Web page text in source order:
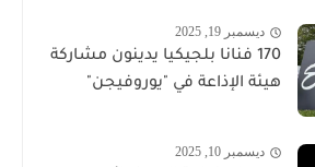
ديسمبر 19, 2025
170 فنانا بلجيكيا يدينون مشاركة
هيئة الإذاعة في "يوروفيجن"
ديسمبر 10, 2025